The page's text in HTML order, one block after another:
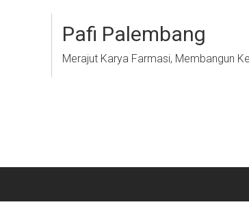
Pafi Palembang
Merajut Karya Farmasi, Membangun